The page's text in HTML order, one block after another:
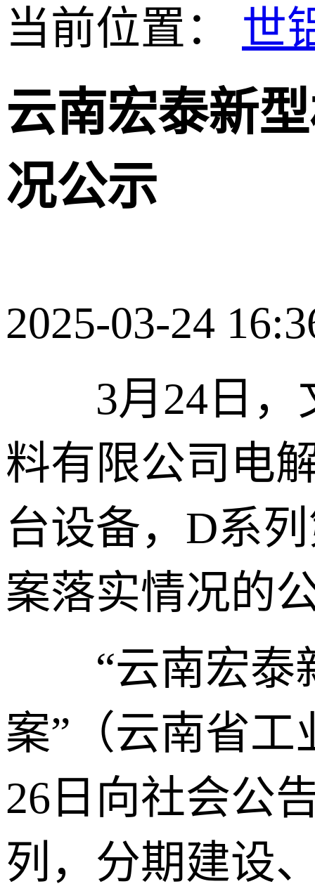
当前位置：
世
云南宏泰新
况公示
2025-03-24
3月24日，文
料有限公司电
台设备，D系
案落实情况的
“云南宏泰新
案”（云南省工
26日向社会公
列，分期建设